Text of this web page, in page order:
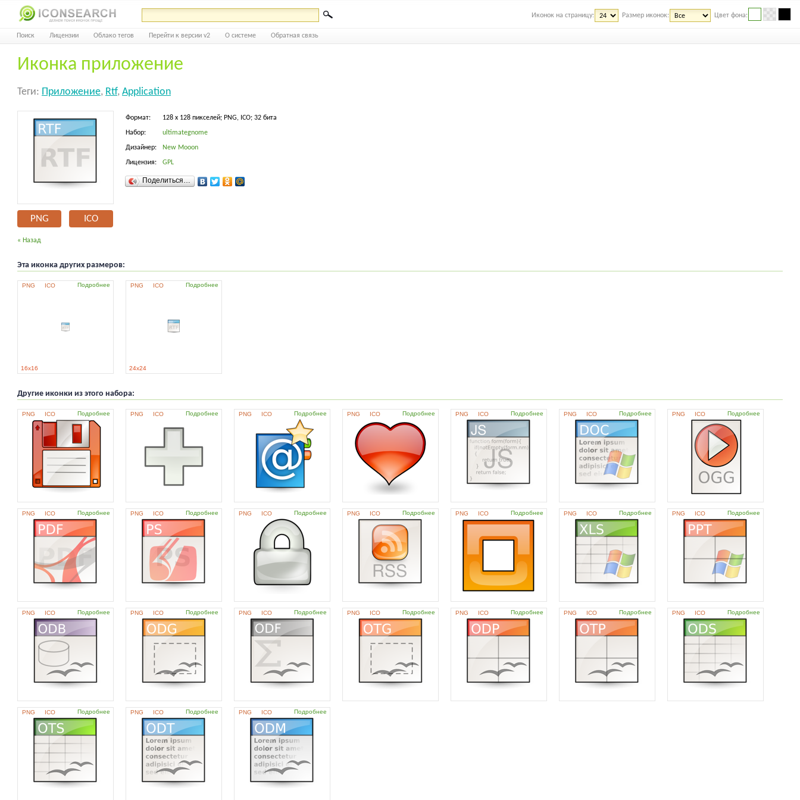
Иконок на страницу: Размер иконок: Цвет фона:
Поиск Лицензии Облако тегов Перейти к версии v2 О системе Обратная связь
Иконка приложение
Теги: Приложение, Rtf, Application
PNG ICO
Формат: 128 x 128 пикселей; PNG, ICO; 32 бита
Набор: ultimategnome
Дизайнер: New Mooon
Лицензия: GPL
Поделиться…
« Назад
Эта иконка других размеров:
PNG ICO Подробнее
16x16
PNG ICO Подробнее
24x24
Другие иконки из этого набора:
PNG ICO Подробнее PNG ICO Подробнее PNG ICO Подробнее PNG ICO Подробнее PNG ICO Подробнее PNG ICO Подробнее PNG ICO Подробнее
PNG ICO Подробнее PNG ICO Подробнее PNG ICO Подробнее PNG ICO Подробнее PNG ICO Подробнее PNG ICO Подробнее PNG ICO Подробнее
PNG ICO Подробнее PNG ICO Подробнее PNG ICO Подробнее PNG ICO Подробнее PNG ICO Подробнее PNG ICO Подробнее PNG ICO Подробнее
PNG ICO Подробнее PNG ICO Подробнее PNG ICO Подробнее